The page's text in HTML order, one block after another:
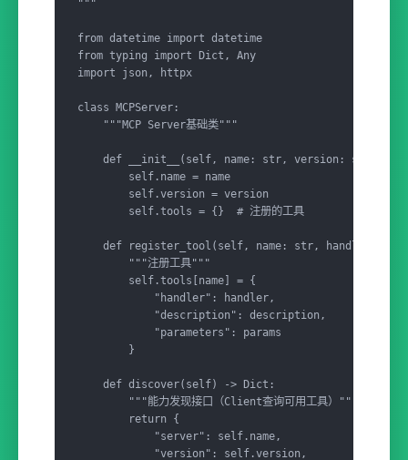
"""
from datetime import datetime
from typing import Dict, Any
import json, httpx
class MCPServer:
    """MCP Server基础类"""
def __init__(self, name: str, version: str =
        self.name = name
        self.version = version
        self.tools = {}  # 注册的工具
def register_tool(self, name: str, handler,
        """注册工具"""
        self.tools[name] = {
            "handler": handler,
            "description": description,
            "parameters": params
        }
    def discover(self) -> Dict:
        """能力发现接口（Client查询可用工具）"""
        return {
            "server": self.name,
            "version": self.version,